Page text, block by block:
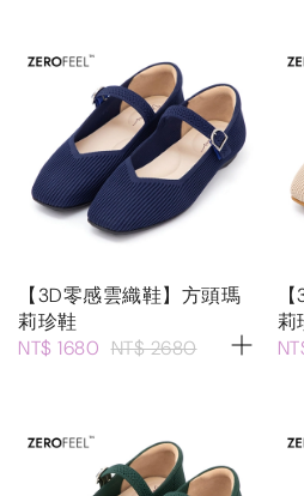
【3D零感雲織鞋】方頭瑪
莉珍鞋
NT$ 1680 NT$ 2680
莉